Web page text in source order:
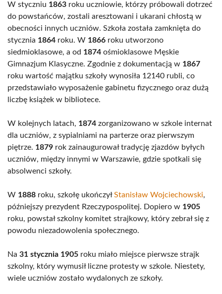
W styczniu 1863 roku uczniowie, którzy próbowali dotrzeć
do powstańców, zostali aresztowani i ukarani chłostą w
obecności innych uczniów. Szkoła została zamknięta do
stycznia 1864 roku. W 1866 roku utworzono
siedmioklasowe, a od 1874 ośmioklasowe Męskie
Gimnazjum Klasyczne. Zgodnie z dokumentacją w 1867
roku wartość majątku szkoły wynosiła 12140 rubli, co
przedstawiało wyposażenie gabinetu fizycznego oraz dużą
liczbę książek w bibliotece.
W kolejnych latach, 1874 zorganizowano w szkole internat
dla uczniów, z sypialniami na parterze oraz pierwszym
piętrze. 1879 rok zainaugurował tradycję zjazdów byłych
uczniów, między innymi w Warszawie, gdzie spotkali się
absolwenci szkoły.
W 1888 roku, szkołę ukończyłStanisław Wojciechowski,
późniejszy prezydent Rzeczypospolitej. Dopiero w 1905
roku, powstał szkolny komitet strajkowy, który zebrał się z
powodu niezadowolenia społecznego.
Na 31 stycznia 1905 roku miało miejsce pierwsze strajk
szkolny, który wymusił liczne protesty w szkole. Niestety,
wiele uczniów zostało wydalonych ze szkoły.